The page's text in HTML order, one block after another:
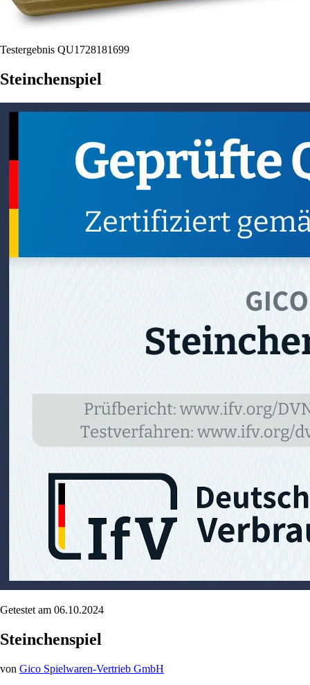
Testergebnis QU1728181699
Steinchenspiel
Getestet am 06.10.2024
Steinchenspiel
von Gico Spielwaren-Vertrieb GmbH